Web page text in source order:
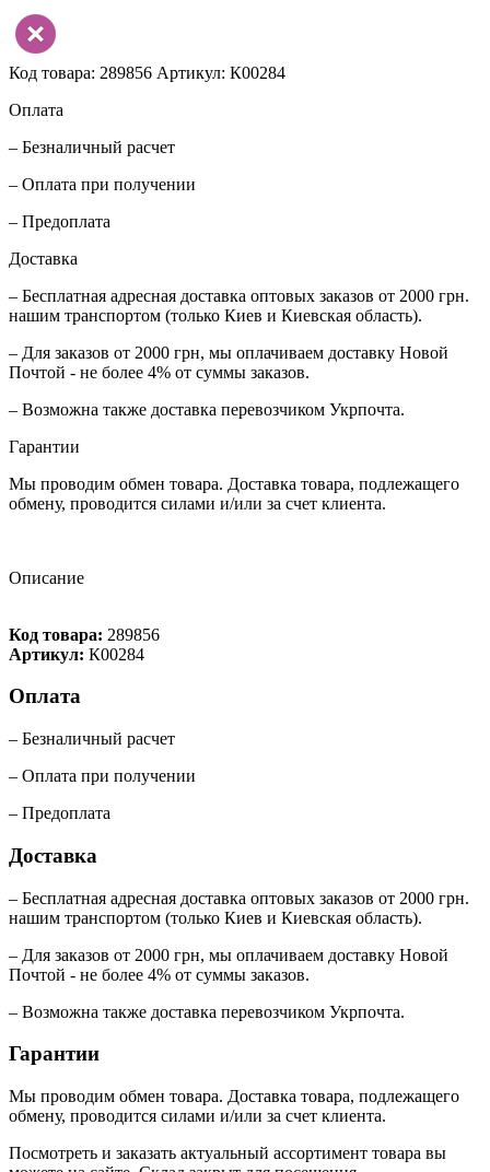
Код товара: 289856 Артикул: К00284
Оплата
– Безналичный расчет
– Оплата при получении
– Предоплата
Доставка
– Бесплатная адресная доставка оптовых заказов от 2000 грн.
нашим транспортом (только Киев и Киевская область).
– Для заказов от 2000 грн, мы оплачиваем доставку Новой
Почтой - не более 4% от суммы заказов.
– Возможна также доставка перевозчиком Укрпочта.
Гарантии
Мы проводим обмен товара. Доставка товара, подлежащего
обмену, проводится силами и/или за счет клиента.
Описание
Код товара: 289856
Артикул: К00284
Оплата
– Безналичный расчет
– Оплата при получении
– Предоплата
Доставка
– Бесплатная адресная доставка оптовых заказов от 2000 грн.
нашим транспортом (только Киев и Киевская область).
– Для заказов от 2000 грн, мы оплачиваем доставку Новой
Почтой - не более 4% от суммы заказов.
– Возможна также доставка перевозчиком Укрпочта.
Гарантии
Мы проводим обмен товара. Доставка товара, подлежащего
обмену, проводится силами и/или за счет клиента.
Посмотреть и заказать актуальный ассортимент товара вы